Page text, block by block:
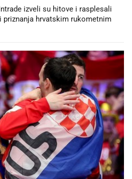
izveli su hitove i rasplesali
priznanja hrvatskim rukometnim